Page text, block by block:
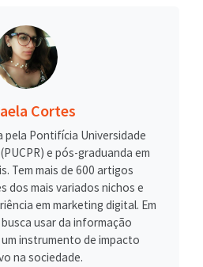
Cortes
Pontifícia Universidade
e pós-graduanda em
Tem mais de 600 artigos
dos mais variados nichos e
em marketing digital. Em
usar da informação
instrumento de impacto
na sociedade.